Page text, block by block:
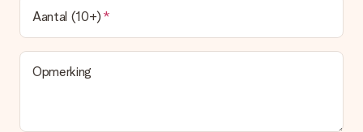
Aantal (10+)
Opmerking